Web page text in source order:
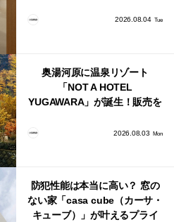
2026.08.04 Tue
奥湯河原に温泉リゾート
「NOT A HOTEL
YUGAWARA」が誕生！販売を
2026.08.03 Mon
防犯性能は本当に高い？ 窓の
ない家「casa cube（カーサ・
キューブ）」が叶えるプライ